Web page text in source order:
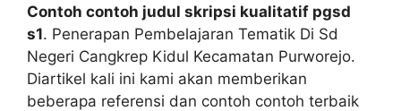
Contoh contoh judul skripsi kualitatif pgsd
s1. Penerapan Pembelajaran Tematik Di Sd
Negeri Cangkrep Kidul Kecamatan Purworejo.
Diartikel kali ini kami akan memberikan
beberapa referensi dan contoh contoh terbaik